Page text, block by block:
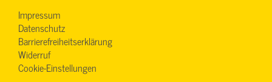
Impressum
Datenschutz
Barrierefreiheitserklärung
Widerruf
Cookie-Einstellungen